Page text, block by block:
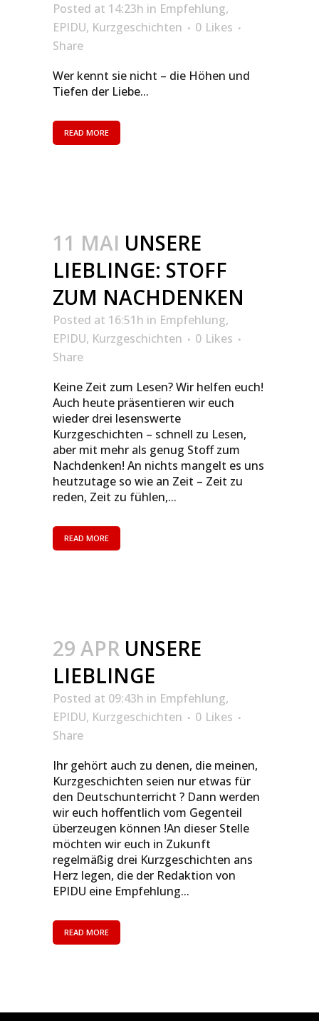
Posted at 14:23h in Empfehlung,
EPIDU, Kurzgeschichten 0 Likes
Share
Wer kennt sie nicht – die Höhen und
Tiefen der Liebe...
READ MORE
11 MAI UNSERE
LIEBLINGE: STOFF
ZUM NACHDENKEN
Posted at 16:51h in Empfehlung,
EPIDU, Kurzgeschichten 0 Likes
Share
Keine Zeit zum Lesen? Wir helfen euch!
Auch heute präsentieren wir euch
wieder drei lesenswerte
Kurzgeschichten – schnell zu Lesen,
aber mit mehr als genug Stoff zum
Nachdenken! An nichts mangelt es uns
heutzutage so wie an Zeit – Zeit zu
reden, Zeit zu fühlen,...
READ MORE
29 APR UNSERE
LIEBLINGE
Posted at 09:43h in Empfehlung,
EPIDU, Kurzgeschichten 0 Likes
Share
Ihr gehört auch zu denen, die meinen,
Kurzgeschichten seien nur etwas für
den Deutschunterricht ? Dann werden
wir euch hoffentlich vom Gegenteil
überzeugen können !An dieser Stelle
möchten wir euch in Zukunft
regelmäßig drei Kurzgeschichten ans
Herz legen, die der Redaktion von
EPIDU eine Empfehlung...
READ MORE